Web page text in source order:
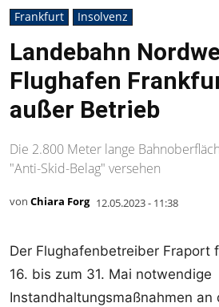
Frankfurt Insolvenz
Landebahn
Flughafen
außer Betrieb
Die 2.800 Meter lange
"Anti-Skid-Belag" versehen
von Chiara Forg 12.05.2023 - 11:38
Der Flughafenbetreiber Fraport
16. bis zum 31. Mai notwendige
Instandhaltungsmaßnahmen an